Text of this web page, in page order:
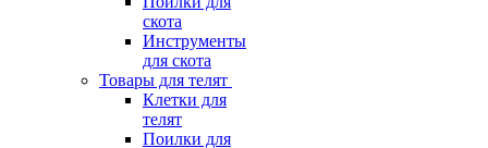
скота
Инструменты
для скота
Товары для телят
Клетки для
телят
Поилки для